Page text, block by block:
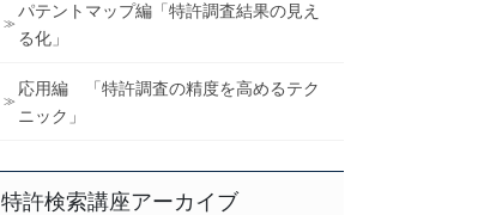
パテントマップ編「特許調査結果の見え
る化」
応用編 「特許調査の精度を高めるテク
ニック」
特許検索講座アーカイブ